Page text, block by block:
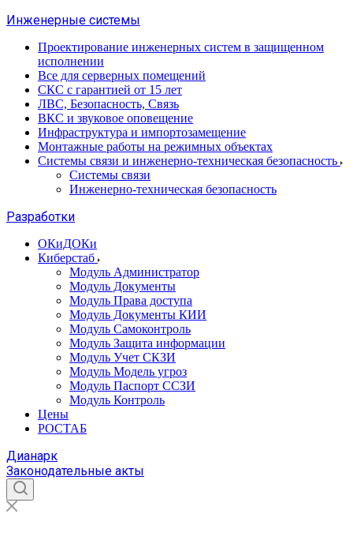
Инженерные системы
Проектирование инженерных систем в защищенном
исполнении
Все для серверных помещений
СКС с гарантией от 15 лет
ЛВС, Безопасность, Связь
ВКС и звуковое оповещение
Инфраструктура и импортозамещение
Монтажные работы на режимных объектах
Системы связи и инженерно-техническая безопасность
Системы связи
Инженерно-техническая безопасность
Разработки
ОКиДОКи
Киберстаб
Модуль Администратор
Модуль Документы
Модуль Права доступа
Модуль Документы КИИ
Модуль Самоконтроль
Модуль Защита информации
Модуль Учет СКЗИ
Модуль Модель угроз
Модуль Паспорт ССЗИ
Модуль Контроль
Цены
РОСТАБ
Дианарк
Законодательные акты